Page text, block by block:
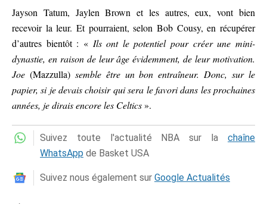
Jayson Tatum, Jaylen Brown et les autres, eux, vont bien
recevoir la leur. Et pourraient, selon Bob Cousy, en récupérer
d’autres bientôt : « Ils ont le potentiel pour créer une mini-
dynastie, en raison de leur âge évidemment, de leur motivation.
Joe (Mazzulla) semble être un bon entraîneur. Donc, sur le
papier, si je devais choisir qui sera le favori dans les prochaines
années, je dirais encore les Celtics».
Suivez toute l'actualité NBA sur la chaîne
WhatsApp de Basket USA
Suivez nous également sur Google Actualités